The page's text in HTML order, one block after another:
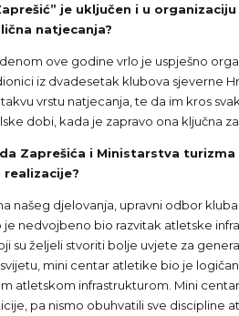
je uključen i u
natjecanja?
ove godine vrlo je uspješno
iz dvadesetak klubova sjeverne
vrstu natjecanja, te da im kros
dobi, kada je zapravo ona ključna
Zaprešića i Ministarstva
našeg djelovanja, upravni odbor
je nedvojbeno bio razvitak atletske
su željeli stvoriti bolje uvjete za
mini centar atletike bio je
atletskom infrastrukturom. Mini
pa nismo obuhvatili sve discipline